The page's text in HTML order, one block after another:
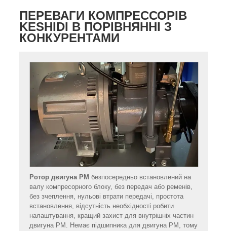
ПЕРЕВАГИ КОМПРЕССОРІВ
KESHIDI В ПОРІВНЯННІ З
КОНКУРЕНТАМИ
Ротор двигуна PM безпосередньо встановлений на
валу компресорного блоку, без передач або ременів,
без зчеплення, нульові втрати передачі, простота
встановлення, відсутність необхідності робити
налаштування, кращий захист для внутрішніх частин
двигуна PM. Немає підшипника для двигуна PM, тому